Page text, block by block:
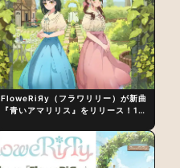
FloweRiЯy（フラワリリー）が新曲
『青いアマリリス』をリリース！1st